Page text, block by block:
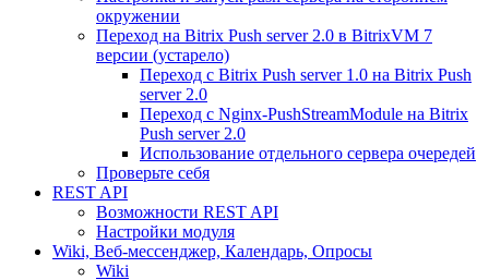
окружении
Переход на Bitrix Push server 2.0 в BitrixVM 7
версии (устарело)
Переход с Bitrix Push server 1.0 на Bitrix Push
server 2.0
Переход с Nginx-PushStreamModule на Bitrix
Push server 2.0
Использование отдельного сервера очередей
Проверьте себя
REST API
Возможности REST API
Настройки модуля
Wiki, Веб-мессенджер, Календарь, Опросы
Wiki